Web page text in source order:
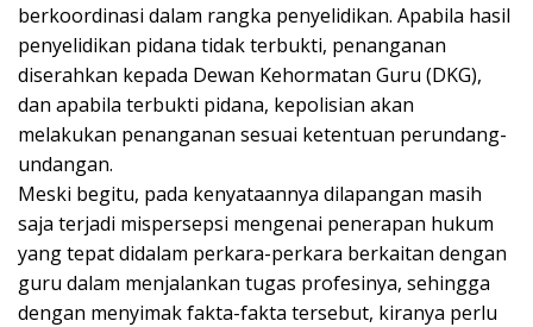
berkoordinasi dalam rangka penyelidikan. Apabila hasil
penyelidikan pidana tidak terbukti, penanganan
diserahkan kepada Dewan Kehormatan Guru (DKG),
dan apabila terbukti pidana, kepolisian akan
melakukan penanganan sesuai ketentuan perundang-
undangan.
Meski begitu, pada kenyataannya dilapangan masih
saja terjadi mispersepsi mengenai penerapan hukum
yang tepat didalam perkara-perkara berkaitan dengan
guru dalam menjalankan tugas profesinya, sehingga
dengan menyimak fakta-fakta tersebut, kiranya perlu